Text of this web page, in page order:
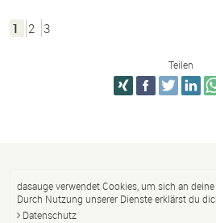
1 2 3
Teilen
dasauge verwendet Cookies, um sich an
Durch Nutzung unserer Dienste erklärst du
Datenschutz